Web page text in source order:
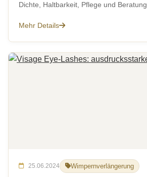
Dichte, Haltbarkeit, Pflege und Beratung.
Mehr Details
25.06.2024 Wimpernverlängerung